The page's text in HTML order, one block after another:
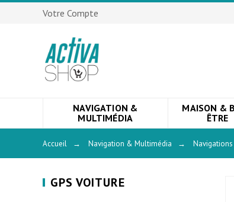
Votre Compte
NAVIGATION &
MULTIMÉDIA
MAISON &
ÊTRE
Accueil → Navigation & Multimédia → Navigations
GPS VOITURE